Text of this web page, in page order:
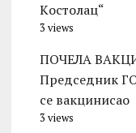
Kостолац“
3 views
ПОЧЕЛА
Председник
се вакцинисао
3 views